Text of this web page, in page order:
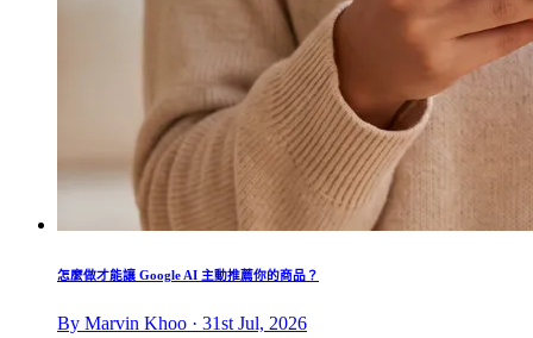
怎麼做才能讓 Google AI 主動推薦你的商品？
By Marvin Khoo · 31st Jul, 2026